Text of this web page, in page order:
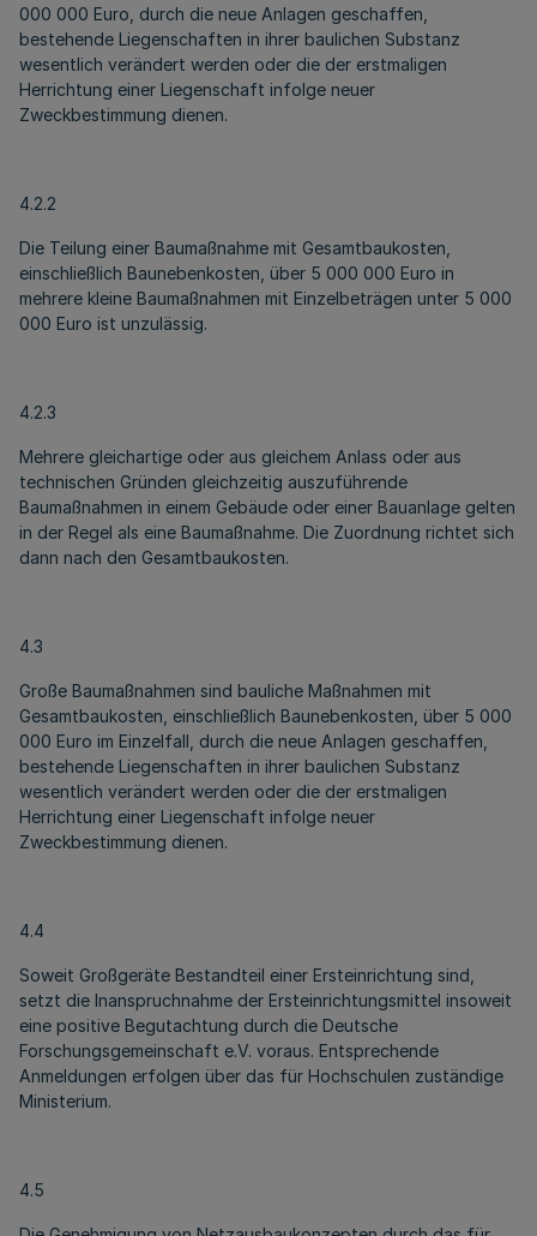
000 000 Euro, durch die neue Anlagen geschaffen,
bestehende Liegenschaften in ihrer baulichen Substanz
wesentlich verändert werden oder die der erstmaligen
Herrichtung einer Liegenschaft infolge neuer
Zweckbestimmung dienen.
4.2.2
Die Teilung einer Baumaßnahme mit Gesamtbaukosten,
einschließlich Baunebenkosten, über 5 000 000 Euro in
mehrere kleine Baumaßnahmen mit Einzelbeträgen unter 5 000
000 Euro ist unzulässig.
4.2.3
Mehrere gleichartige oder aus gleichem Anlass oder aus
technischen Gründen gleichzeitig auszuführende
Baumaßnahmen in einem Gebäude oder einer Bauanlage gelten
in der Regel als eine Baumaßnahme. Die Zuordnung richtet sich
dann nach den Gesamtbaukosten.
4.3
Große Baumaßnahmen sind bauliche Maßnahmen mit
Gesamtbaukosten, einschließlich Baunebenkosten, über 5 000
000 Euro im Einzelfall, durch die neue Anlagen geschaffen,
bestehende Liegenschaften in ihrer baulichen Substanz
wesentlich verändert werden oder die der erstmaligen
Herrichtung einer Liegenschaft infolge neuer
Zweckbestimmung dienen.
4.4
Soweit Großgeräte Bestandteil einer Ersteinrichtung sind,
setzt die Inanspruchnahme der Ersteinrichtungsmittel insoweit
eine positive Begutachtung durch die Deutsche
Forschungsgemeinschaft e.V. voraus. Entsprechende
Anmeldungen erfolgen über das für Hochschulen zuständige
Ministerium.
4.5